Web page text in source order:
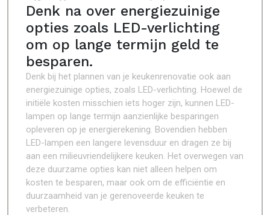
Denk na over energiezuinige
opties zoals LED-verlichting
om op lange termijn geld te
besparen.
Denk bij het plannen van je keukenrenovatie ook aan
energiezuinige opties, zoals LED-verlichting. Hoewel de
initiële kosten misschien iets hoger zijn, kunnen LED-
lampen op lange termijn aanzienlijke besparingen
opleveren op je energierekening. Bovendien hebben
LED-lampen een langere levensduur en dragen ze bij
aan een milieuvriendelijkere keuken. Het overwegen van
deze duurzame opties kan niet alleen helpen om
kosten te besparen, maar ook om de efficiëntie en
duurzaamheid van je gerenoveerde keuken te
verbeteren.